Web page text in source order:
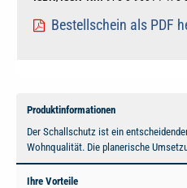
Bestellschein als PDF
Produktinformationen
Der Schallschutz ist ein
Wohnqualität. Die planerische
Ihre Vorteile